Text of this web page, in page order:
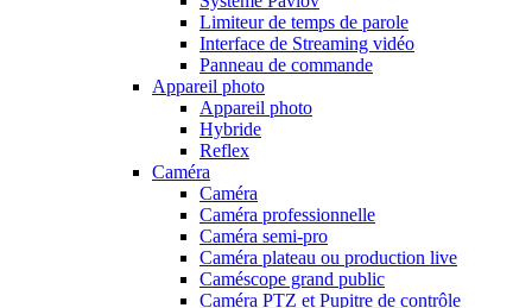
Limiteur de temps de parole
Interface de Streaming vidéo
Panneau de commande
Appareil photo
Appareil photo
Hybride
Reflex
Caméra
Caméra
Caméra professionnelle
Caméra semi-pro
Caméra plateau ou production live
Caméscope grand public
Caméra PTZ et Pupitre de contrôle